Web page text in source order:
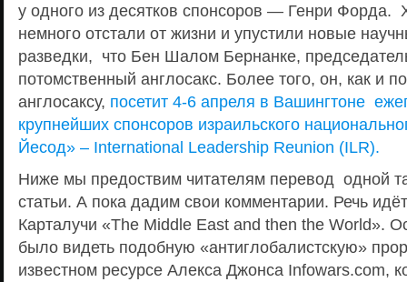
у одного из десятков спонсоров — Генри Форда.
немного отстали от жизни и упустили новые
разведки, что Бен Шалом Бернанке,
потомственный англосакс. Более того, он, как и
англосаксу, посетит 4-6 апреля в Вашингтоне
крупнейших спонсоров израильского
Йесод» – International Leadership Reunion (ILR).
Ниже мы предоствим читателям перевод одной
статьи. А пока дадим свои комментарии. Речь
Карталучи «The Middle East and then the World».
было видеть подобную «антиглобалистскую»
известном ресурсе Алекса Джонса Infowars.com,